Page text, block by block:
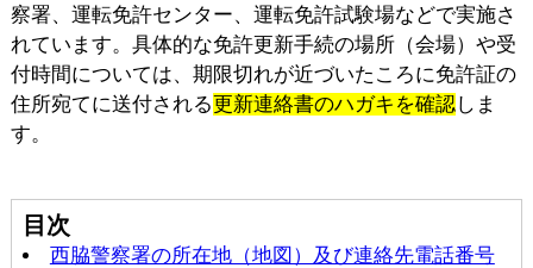
察署、運転免許センター、運転免許試験場などで実施さ
れています。具体的な免許更新手続の場所（会場）や受
付時間については、期限切れが近づいたころに免許証の
住所宛てに送付される更新連絡書のハガキを確認しま
す。
目次
西脇警察署の所在地（地図）及び連絡先電話番号